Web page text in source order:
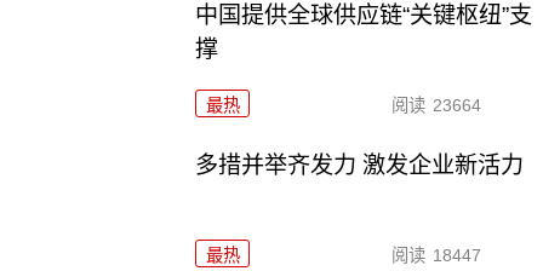
中国提供全球供应链“关键枢纽”支
撑
最热 阅读 23664
多措并举齐发力 激发企业新活力
最热 阅读 18447